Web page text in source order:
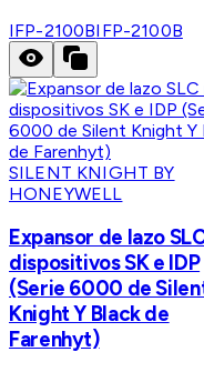
IFP-2100BIFP-2100B
SILENT KNIGHT BY
HONEYWELL
Expansor de lazo
dispositivos SK e IDP
(Serie 6000 de
Knight Y Black de
Farenhyt)